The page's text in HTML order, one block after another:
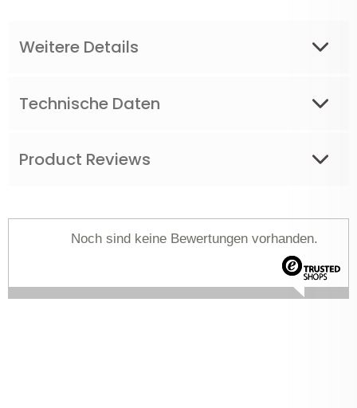
Weitere Details
Technische Daten
Product Reviews
Noch sind keine Bewertungen vorhanden.